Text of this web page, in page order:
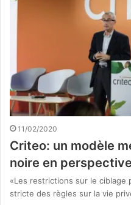
11/02/2020
Criteo: un modèle
noire en perspective
«Les restrictions sur le ciblage
stricte des règles sur la vie